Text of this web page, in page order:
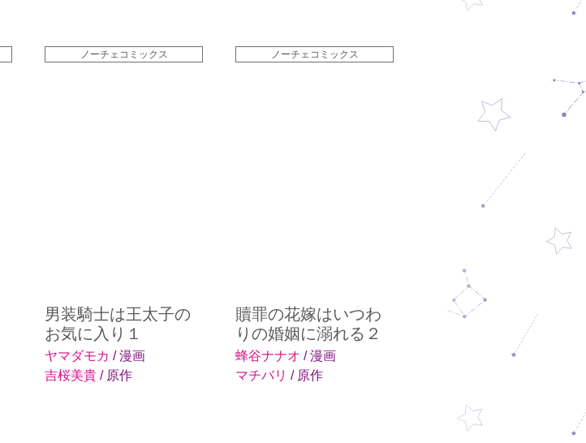
ノーチェコミックス
男装騎士は王太子の
お気に入り１
ヤマダモカ / 漫画
吉桜美貴 / 原作
ノーチェコミックス
贖罪の花嫁はいつわ
りの婚姻に溺れる２
蜂谷ナナオ / 漫画
マチバリ / 原作